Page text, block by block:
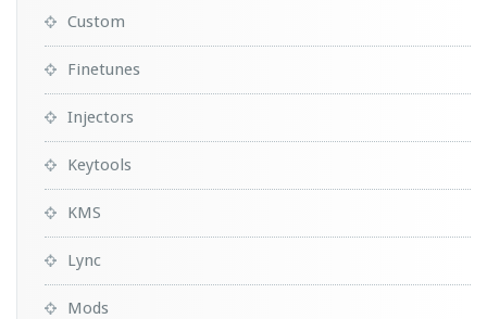
Custom
Finetunes
Injectors
Keytools
KMS
Lync
Mods